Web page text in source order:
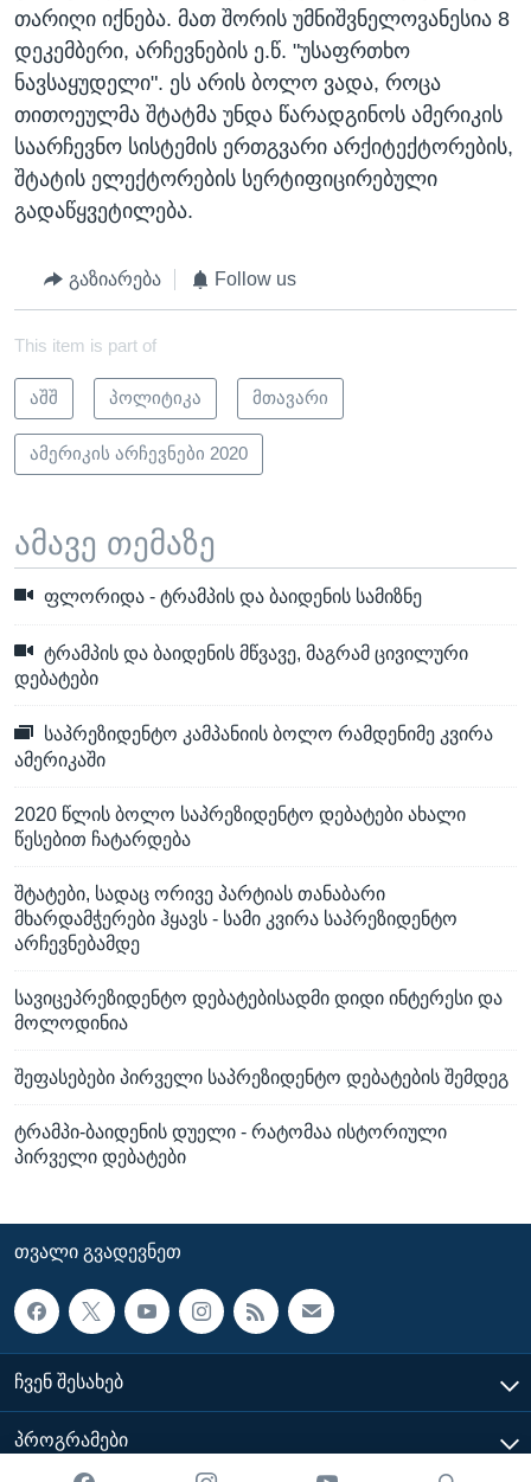
თარიღი იქნება. მათ შორის უმნიშვნელოვანესია 8
დეკემბერი, არჩევნების ე.წ. "უსაფრთხო
ნავსაყუდელი". ეს არის ბოლო ვადა, როცა
თითოეულმა შტატმა უნდა წარადგინოს ამერიკის
საარჩევნო სისტემის ერთგვარი არქიტექტორების,
შტატის ელექტორების სერტიფიცირებული
გადაწყვეტილება.
გაზიარება Follow us
This item is part of
აშშ პოლიტიკა მთავარი
ამერიკის არჩევნები 2020
ამავე თემაზე
ფლორიდა - ტრამპის და ბაიდენის სამიზნე
ტრამპის და ბაიდენის მწვავე, მაგრამ ცივილური
დებატები
საპრეზიდენტო კამპანიის ბოლო რამდენიმე კვირა
ამერიკაში
2020 წლის ბოლო საპრეზიდენტო დებატები ახალი
წესებით ჩატარდება
შტატები, სადაც ორივე პარტიას თანაბარი
მხარდამჭერები ჰყავს - სამი კვირა საპრეზიდენტო
არჩევნებამდე
სავიცეპრეზიდენტო დებატებისადმი დიდი ინტერესი და
მოლოდინია
შეფასებები პირველი საპრეზიდენტო დებატების შემდეგ
ტრამპი-ბაიდენის დუელი - რატომაა ისტორიული
პირველი დებატები
ᲗᲕᲐᲚᲘ ᲒᲕᲐᲓᲔᲕᲜᲔᲗ
ᲩᲕᲔᲜ ᲨᲔᲡᲐᲮᲔᲑ
ᲞᲠᲝᲒᲠᲐᲛᲔᲑᲘ